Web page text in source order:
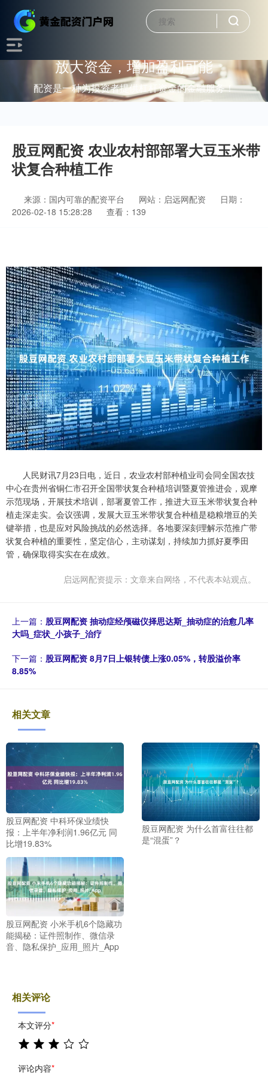
放大资金，增加盈利可能
配资是一种为投资者提供杠杆资金的金融服务！
股豆网配资 农业农村部部署大豆玉米带
状复合种植工作
来源：国内可靠的配资平台 网站：启远网配资
日期：
2026-02-18 15:28:28
查看：139
人民财讯7月23日电，近日，农业农村部种植业司会同全国农技
中心在贵州省铜仁市召开全国带状复合种植培训暨夏管推进会，观摩
示范现场，开展技术培训，部署夏管工作，推进大豆玉米带状复合种
植走深走实。会议强调，发展大豆玉米带状复合种植是稳粮增豆的关
键举措，也是应对风险挑战的必然选择。各地要深刻理解示范推广带
状复合种植的重要性，坚定信心，主动谋划，持续加力抓好夏季田
管，确保取得实实在在成效。
启远网配资提示：文章来自网络，不代表本站观点。
上一篇： 股豆网配资 抽动症经颅磁仪择思达斯_抽动症的治愈几率
大吗_症状_小孩子_治疗
下一篇： 股豆网配资 8月7日上银转债上涨0.05%，转股溢价率
8.85%
相关文章
股豆网配资 中科环保业绩快
报：上半年净利润1.96亿元 同
比增19.83%
股豆网配资 为什么首富往往都
是“混蛋”？
股豆网配资 小米手机6个隐藏功
能揭秘：证件照制作、微信录
音、隐私保护_应用_照片_App
相关评论
本文评分*
评论内容*